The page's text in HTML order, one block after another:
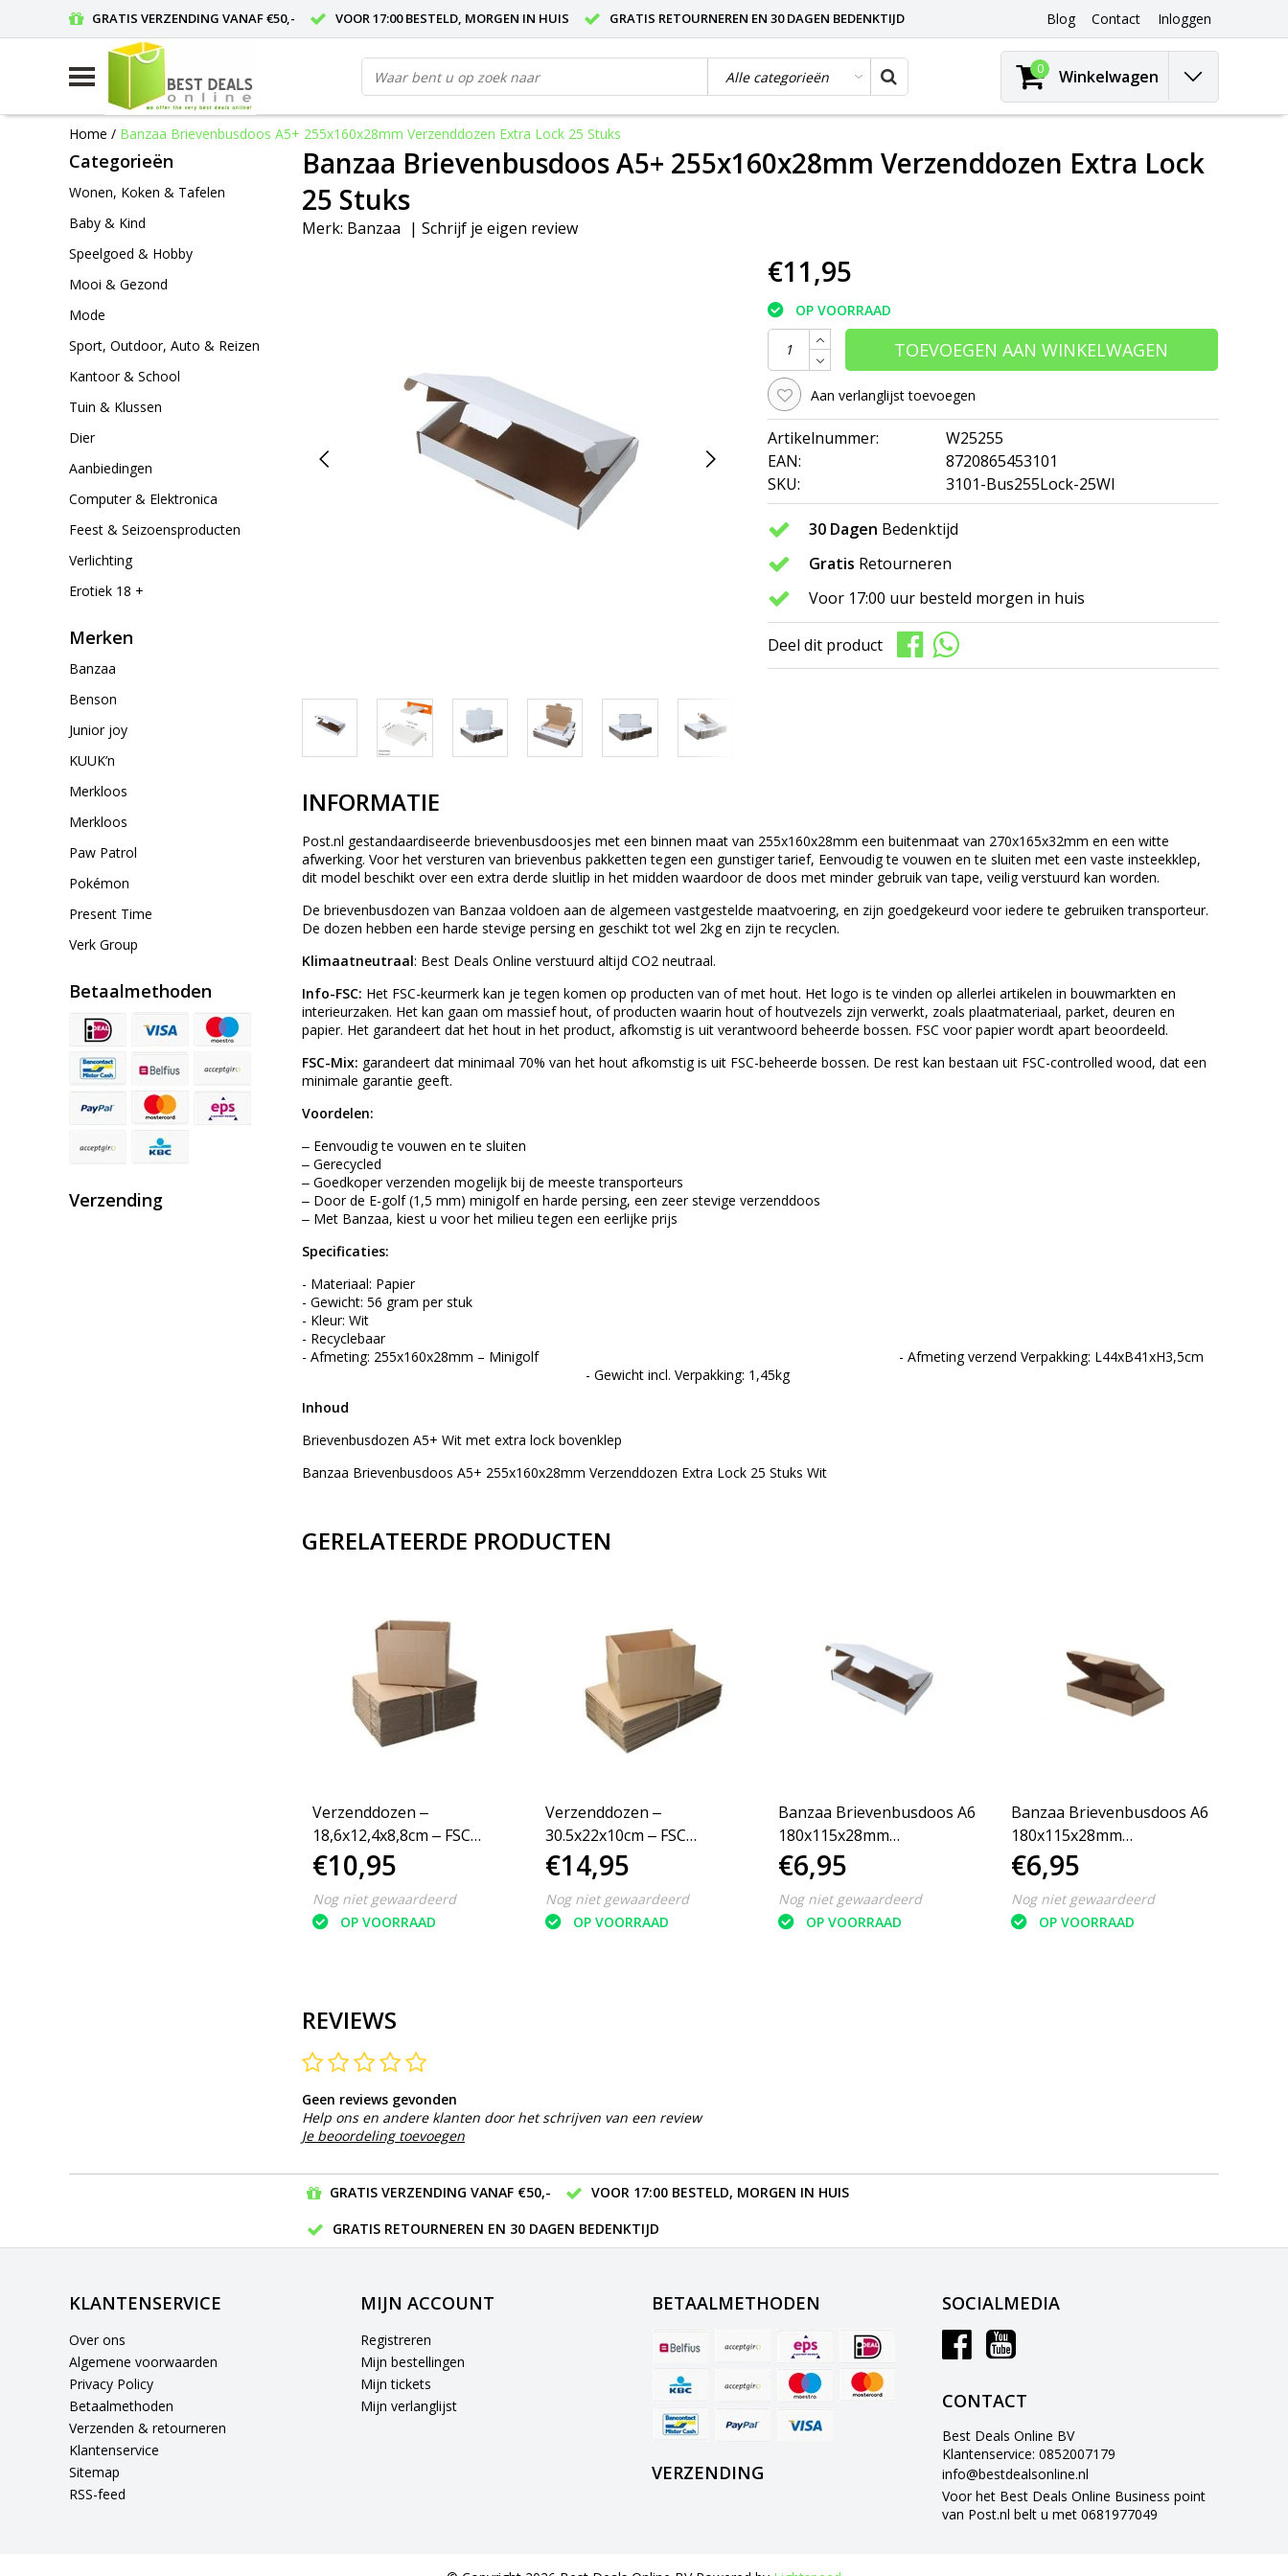
GRATIS VERZENDING VANAF €50,- VOOR 17:00 BESTELD, MORGEN IN HUIS GRATIS RETOURNEREN EN 30 DAGEN BEDENKTIJD Blog Contact Inloggen
0 Winkelwagen
Home / Banzaa Brievenbusdoos A5+ 255x160x28mm Verzenddozen Extra Lock 25 Stuks
Categorieën
Wonen, Koken & Tafelen
Baby & Kind
Speelgoed & Hobby
Mooi & Gezond
Mode
Sport, Outdoor, Auto & Reizen
Kantoor & School
Tuin & Klussen
Dier
Aanbiedingen
Computer & Elektronica
Feest & Seizoensproducten
Verlichting
Erotiek 18 +
Merken
Banzaa
Benson
Junior joy
KUUK’n
Merkloos
Merkloos
Paw Patrol
Pokémon
Present Time
Verk Group
Betaalmethoden
Verzending
Banzaa Brievenbusdoos A5+ 255x160x28mm Verzenddozen Extra Lock
25 Stuks
Merk: Banzaa | Schrijf je eigen review
€11,95
OP VOORRAAD
TOEVOEGEN AAN WINKELWAGEN
Aan verlanglijst toevoegen
Artikelnummer:
W25255
EAN:
8720865453101
SKU:
3101-Bus255Lock-25WI
30 Dagen Bedenktijd
Gratis Retourneren
Voor 17:00 uur besteld morgen in huis
Deel dit product
INFORMATIE
Post.nl gestandaardiseerde brievenbusdoosjes met een binnen maat van 255x160x28mm een buitenmaat van 270x165x32mm en een witte
afwerking. Voor het versturen van brievenbus pakketten tegen een gunstiger tarief, Eenvoudig te vouwen en te sluiten met een vaste insteekklep,
dit model beschikt over een extra derde sluitlip in het midden waardoor de doos met minder gebruik van tape, veilig verstuurd kan worden.
De brievenbusdozen van Banzaa voldoen aan de algemeen vastgestelde maatvoering, en zijn goedgekeurd voor iedere te gebruiken transporteur.
De dozen hebben een harde stevige persing en geschikt tot wel 2kg en zijn te recyclen.
Klimaatneutraal: Best Deals Online verstuurd altijd CO2 neutraal.
Info-FSC: Het FSC-keurmerk kan je tegen komen op producten van of met hout. Het logo is te vinden op allerlei artikelen in bouwmarkten en
interieurzaken. Het kan gaan om massief hout, of producten waarin hout of houtvezels zijn verwerkt, zoals plaatmateriaal, parket, deuren en
papier. Het garandeert dat het hout in het product, afkomstig is uit verantwoord beheerde bossen. FSC voor papier wordt apart beoordeeld.
FSC-Mix: garandeert dat minimaal 70% van het hout afkomstig is uit FSC-beheerde bossen. De rest kan bestaan uit FSC-controlled wood, dat een
minimale garantie geeft.
Voordelen:
‒ Eenvoudig te vouwen en te sluiten
‒ Gerecycled
‒ Goedkoper verzenden mogelijk bij de meeste transporteurs
‒ Door de E-golf (1,5 mm) minigolf en harde persing, een zeer stevige verzenddoos
‒ Met Banzaa, kiest u voor het milieu tegen een eerlijke prijs
Specificaties:
- Materiaal: Papier
- Gewicht: 56 gram per stuk
- Kleur: Wit
- Recyclebaar
- Afmeting: 255x160x28mm – Minigolf - Afmeting verzend Verpakking: L44xB41xH3,5cm
- Gewicht incl. Verpakking: 1,45kg
Inhoud
Brievenbusdozen A5+ Wit met extra lock bovenklep
Banzaa Brievenbusdoos A5+ 255x160x28mm Verzenddozen Extra Lock 25 Stuks Wit
GERELATEERDE PRODUCTEN
Verzenddozen ‒
18,6x12,4x8,8cm ‒ FSC
Gerecycled karton 25 dozen
€10,95
Nog niet gewaardeerd
OP VOORRAAD
Verzenddozen ‒
30.5x22x10cm ‒ FSC
Gerecycled karton 25 dozen
€14,95
Nog niet gewaardeerd
OP VOORRAAD
Banzaa Brievenbusdoos A6
180x115x28mm
Verzenddozen Extra Lock
25 Stuks
€6,95
Nog niet gewaardeerd
OP VOORRAAD
Banzaa Brievenbusdoos A6
180x115x28mm
Verzenddozen Extra Lock
25 Stuks Bruin
€6,95
Nog niet gewaardeerd
OP VOORRAAD
REVIEWS
Geen reviews gevonden
Help ons en andere klanten door het schrijven van een review
Je beoordeling toevoegen
GRATIS VERZENDING VANAF €50,-
VOOR 17:00 BESTELD, MORGEN IN HUIS
GRATIS RETOURNEREN EN 30 DAGEN BEDENKTIJD
KLANTENSERVICE
Over ons
Algemene voorwaarden
Privacy Policy
Betaalmethoden
Verzenden & retourneren
Klantenservice
Sitemap
RSS-feed
MIJN ACCOUNT
Registreren
Mijn bestellingen
Mijn tickets
Mijn verlanglijst
BETAALMETHODEN
VERZENDING
SOCIALMEDIA
CONTACT
Best Deals Online BV
Klantenservice: 0852007179
info@bestdealsonline.nl
Voor het Best Deals Online Business point
van Post.nl belt u met 0681977049